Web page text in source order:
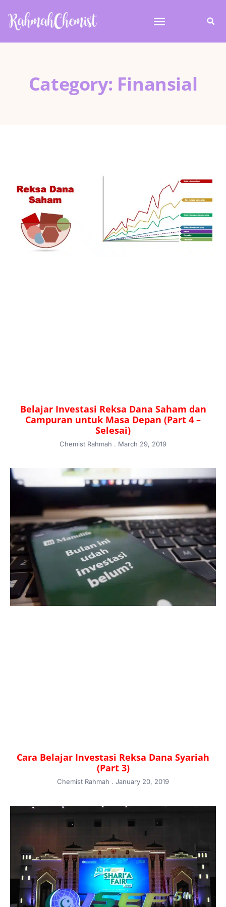
Category: Finansial
Belajar Investasi Reksa Dana Saham dan
Campuran untuk Masa Depan (Part 4 –
Selesai)
Chemist Rahmah March 29, 2019
Cara Belajar Investasi Reksa Dana Syariah
(Part 3)
Chemist Rahmah January 20, 2019